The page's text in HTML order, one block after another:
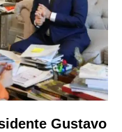
Gustavo